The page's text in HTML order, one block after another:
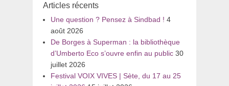
Articles récents
Une question ? Pensez à Sindbad ! 4
août 2026
De Borges à Superman : la bibliothèque
d’Umberto Eco s’ouvre enfin au public 30
juillet 2026
Festival VOIX VIVES | Sète, du 17 au 25